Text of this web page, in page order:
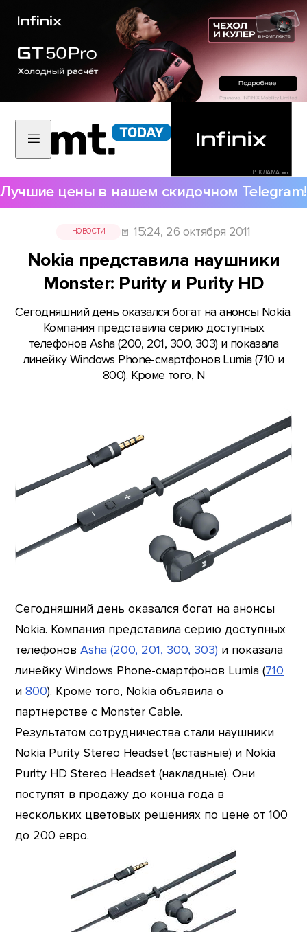
РЕКЛАМА •••
Лучшие цены в нашем скидочном Telegram!
НОВОСТИ 15:24, 26 октября 2011
Nokia представила наушники
Monster: Purity и Purity HD
Сегодняшний день оказался богат на анонсы Nokia.
Компания представила серию доступных
телефонов Asha (200, 201, 300, 303) и показала
линейку Windows Phone-смартфонов Lumia (710 и
800). Кроме того, N
Сегодняшний день оказался богат на анонсы
Nokia. Компания представила серию доступных
телефоновAsha (200, 201, 300, 303) и показала
линейку Windows Phone-смартфонов Lumia (710
и800). Кроме того, Nokia объявила о
партнерстве с Monster Cable.
Результатом сотрудничества стали наушники
Nokia Purity Stereo Headset (вставные) и Nokia
Purity HD Stereo Headset (накладные). Они
поступят в продажу до конца года в
нескольких цветовых решениях по цене от 100
до 200 евро.